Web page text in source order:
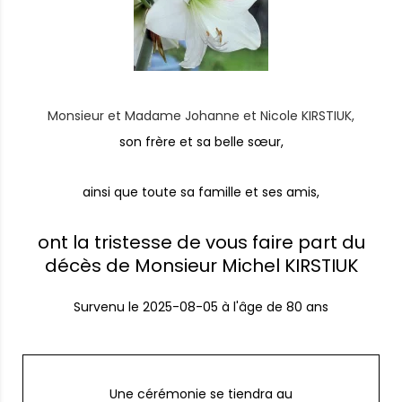
Monsieur et Madame Johanne et Nicole KIRSTIUK,
son frère et sa belle sœur,
ainsi que toute sa famille et ses amis,
ont la tristesse de vous faire part du
décès de Monsieur Michel KIRSTIUK
Survenu le 2025-08-05 à l'âge de 80 ans
Une cérémonie se tiendra au